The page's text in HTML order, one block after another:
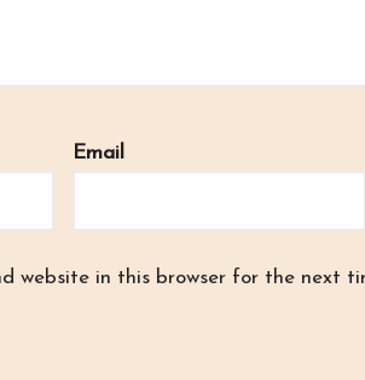
Email
website in this browser for the next